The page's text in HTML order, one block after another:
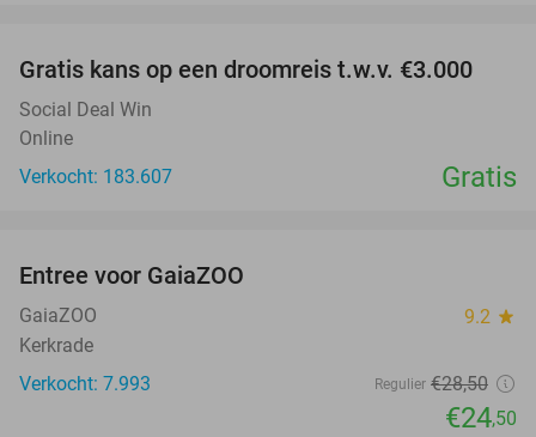
Gratis kans op een droomreis t.w.v. €3.000
Social Deal Win
Online
Verkocht: 183.607
Gratis
Entree voor GaiaZOO
GaiaZOO 9.2 star
Kerkrade
Verkocht: 7.993
Regulier €28,50
€24,50